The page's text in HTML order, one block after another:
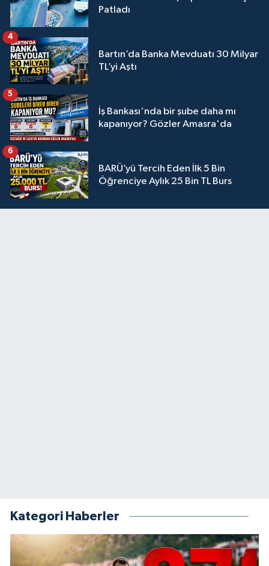
Patladı
Bartın’da Banka Mevduatı 30 Milyar
TL’yi Aştı
4
İş Bankası'nda bir şube daha mı
kapanıyor? Gözler Amasra'da
5
BARÜ’yü Tercih Eden İlk 5 Bin
Öğrenciye Aylık 25 Bin TL Burs
6
Kategori Haberler